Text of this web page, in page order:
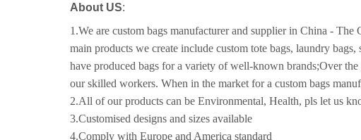
About US:
1.We are custom bags manufacturer and supplier in China -
main products we create include custom tote bags, laundry
have produced bags for a variety of well-known brands;Over
our skilled workers. When in the market for a custom bags
2.All of our products can be Environmental, Health, pls let us
3.Customised designs and sizes available
4.Comply with Europe and America standard